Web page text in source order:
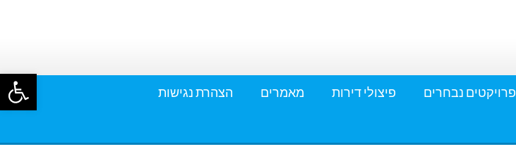
פתח פרויקטים נבחרים פיצולי דירות מאמרים הצהרת נגישות